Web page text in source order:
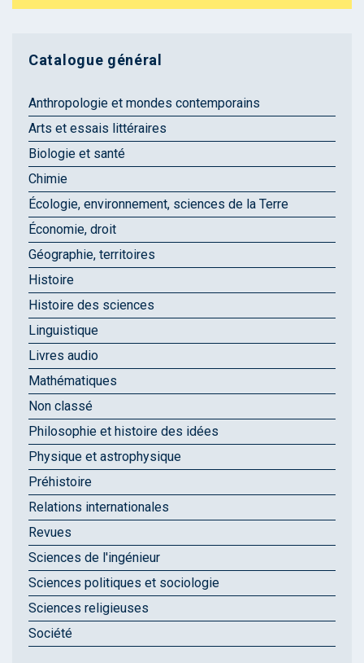
Catalogue général
Anthropologie et mondes contemporains
Arts et essais littéraires
Biologie et santé
Chimie
Écologie, environnement, sciences de la Terre
Économie, droit
Géographie, territoires
Histoire
Histoire des sciences
Linguistique
Livres audio
Mathématiques
Non classé
Philosophie et histoire des idées
Physique et astrophysique
Préhistoire
Relations internationales
Revues
Sciences de l'ingénieur
Sciences politiques et sociologie
Sciences religieuses
Société